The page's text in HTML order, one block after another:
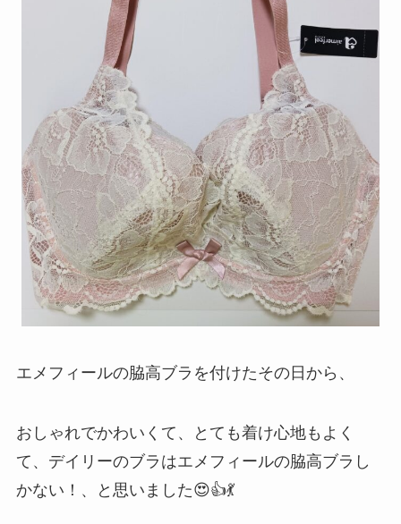
エメフィールの脇高ブラを付けたその日から、
おしゃれでかわいくて、とても着け心地もよく
て、デイリーのブラはエメフィールの脇高ブラし
かない！、と思いました😍👍💃